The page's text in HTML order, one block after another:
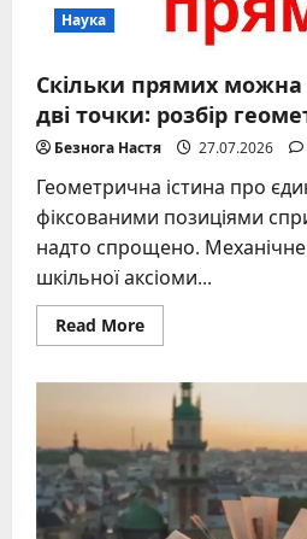
Наука
Скільки прямих можна
дві точки: розбір
Безнога Настя 27.07.2026
Геометрична істина про
фіксованими позиціями
надто спрощено.
шкільної аксіоми...
Read MoreRead
more
прямих
можна
провести
через
дві
точки:
розбір
геометричної
аксіоми